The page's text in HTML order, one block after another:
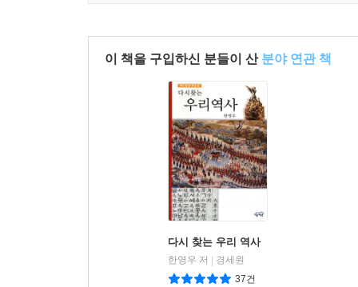
이 책을 구입하신 분들이 산 분야 연관 책
다시 찾는 우리 역사
한영우 저
경세원
37건